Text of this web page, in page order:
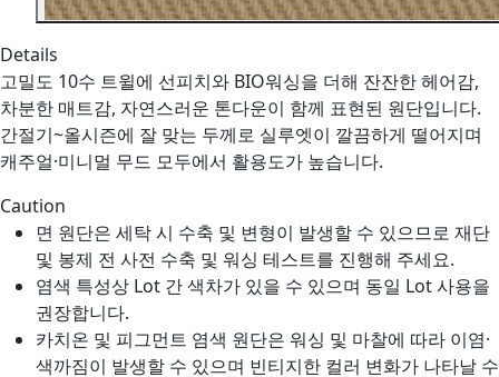
Details
고밀도 10수 트윌에 선피치와 BIO워싱을 더해 잔잔한 헤어감,
차분한 매트감, 자연스러운 톤다운이 함께 표현된 원단입니다.
간절기~올시즌에 잘 맞는 두께로 실루엣이 깔끔하게 떨어지며
캐주얼·미니멀 무드 모두에서 활용도가 높습니다.
Caution
면 원단은 세탁 시 수축 및 변형이 발생할 수 있으므로 재단
및 봉제 전 사전 수축 및 워싱 테스트를 진행해 주세요.
염색 특성상 Lot 간 색차가 있을 수 있으며 동일 Lot 사용을
권장합니다.
카치온 및 피그먼트 염색 원단은 워싱 및 마찰에 따라 이염·
색까짐이 발생할 수 있으며 빈티지한 컬러 변화가 나타날 수